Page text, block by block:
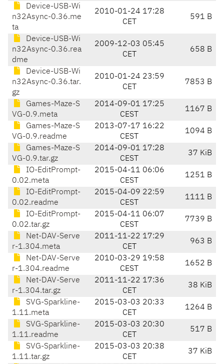
Device-USB-Wi
n32Async-0.36.me
ta
2010-01-24 17:28
CET
591 B
Device-USB-Wi
n32Async-0.36.rea
dme
2009-12-03 05:45
CET
658 B
Device-USB-Wi
n32Async-0.36.tar.
gz
2010-01-24 23:59
CET
7853 B
Games-Maze-S
VG-0.9.meta
2014-09-01 17:25
CEST
1167 B
Games-Maze-S
VG-0.9.readme
2013-07-17 16:22
CEST
1094 B
Games-Maze-S
VG-0.9.tar.gz
2014-09-01 17:28
CEST
37 KiB
IO-EditPrompt-
0.02.meta
2015-04-11 06:06
CEST
1251 B
IO-EditPrompt-
0.02.readme
2015-04-09 22:59
CEST
1111 B
IO-EditPrompt-
0.02.tar.gz
2015-04-11 06:07
CEST
7739 B
Net-DAV-Serve
r-1.304.meta
2011-11-22 17:29
CET
963 B
Net-DAV-Serve
r-1.304.readme
2010-03-29 19:58
CEST
1652 B
Net-DAV-Serve
r-1.304.tar.gz
2011-11-22 17:36
CET
38 KiB
SVG-Sparkline-
1.11.meta
2015-03-03 20:33
CET
1264 B
SVG-Sparkline-
1.11.readme
2015-03-03 20:30
CET
517 B
SVG-Sparkline-
1.11.tar.gz
2015-03-03 20:38
CET
37 KiB